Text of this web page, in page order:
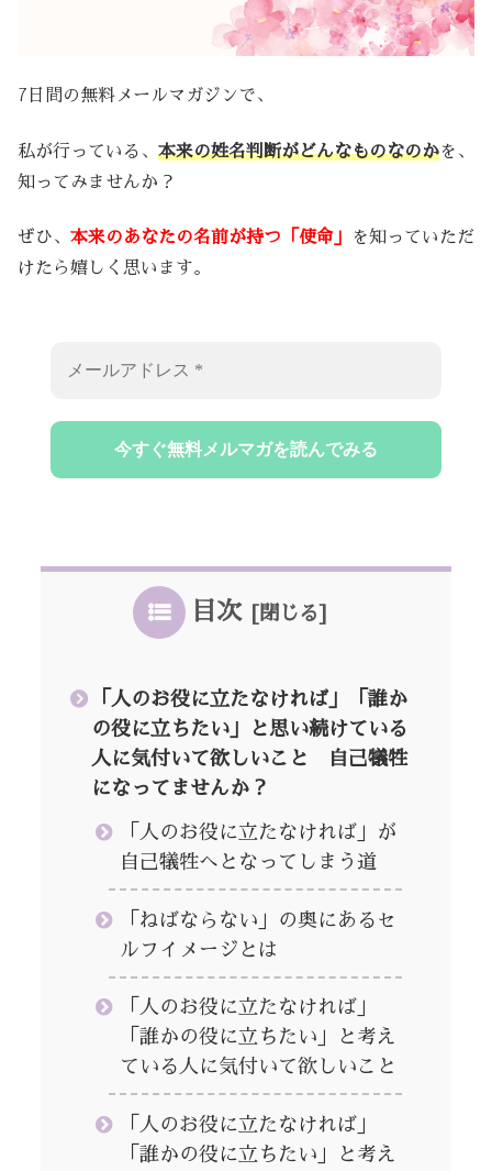
7日間の無料メールマガジンで、
私が行っている、 本来の姓名判断がどんなものなのかを、
知ってみませんか？
ぜひ、 本来のあなたの名前が持つ「使命」
を知っていただ
けたら嬉しく思います。
目次
「人のお役に立たなければ」「誰か
の役に立ちたい」と思い続けている
人に気付いて欲しいこと 自己犠牲
になってませんか？
「人のお役に立たなければ」が
自己犠牲へとなってしまう道
「ねばならない」の奥にあるセ
ルフイメージとは
「人のお役に立たなければ」
「誰かの役に立ちたい」と考え
ている人に気付いて欲しいこと
「人のお役に立たなければ」
「誰かの役に立ちたい」と考え